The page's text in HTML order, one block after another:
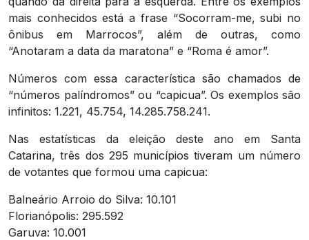
mais conhecidos está a frase “Socorram-me, subi no
ônibus em Marrocos”, além de outras, como
“Anotaram a data da maratona” e “Roma é amor”.
Números com essa característica são chamados de
“números palíndromos” ou “capicua”. Os exemplos são
infinitos: 1.221, 45.754, 14.285.758.241.
Nas estatísticas da eleição deste ano em Santa
Catarina, três dos 295 municípios tiveram um número
de votantes que formou uma capicua:
Balneário Arroio do Silva: 10.101
Florianópolis: 295.592
Garuva: 10.001